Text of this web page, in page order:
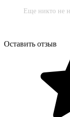
Еще никто не
Оставить отзыв